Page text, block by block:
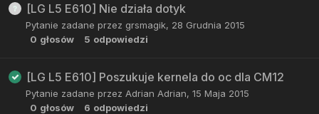
[LG L5 E610] Nie działa dotyk
Pytanie zadane przez grsmagik, 28 Grudnia 2015
0 głosów 5 odpowiedzi
[LG L5 E610] Poszukuje kernela do oc dla CM12
Pytanie zadane przez Adrian Adrian, 15 Maja 2015
0 głosów 6 odpowiedzi